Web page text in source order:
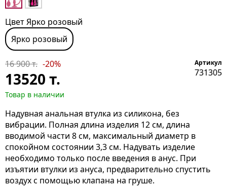
Цвет Ярко розовый
Ярко розовый
16 900 т. -20%
13520 т.
Товар в наличии
Артикул
731305
Надувная анальная втулка из силикона, без
вибрации. Полная длина изделия 12 см, длина
вводимой части 8 см, максимальный диаметр в
спокойном состоянии 3,3 см. Надувать изделие
необходимо только после введения в анус. При
изъятии втулки из ануса, предварительно спустить
воздух с помощью клапана на груше.